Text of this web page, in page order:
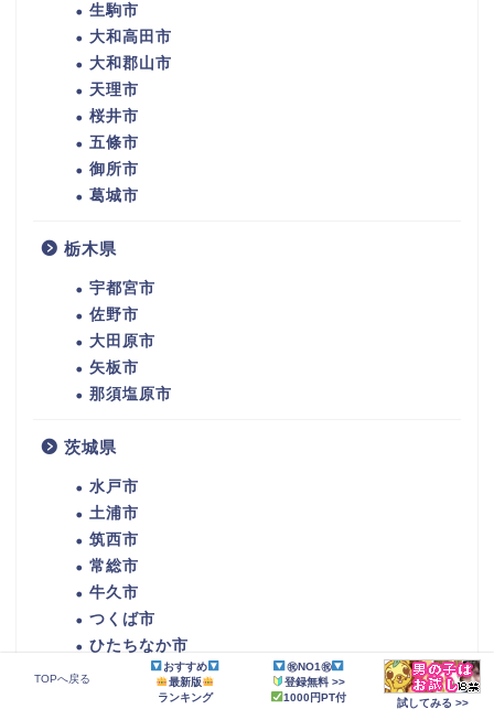
生駒市
大和高田市
大和郡山市
天理市
桜井市
五條市
御所市
葛城市
栃木県
宇都宮市
佐野市
大田原市
矢板市
那須塩原市
茨城県
水戸市
土浦市
筑西市
常総市
牛久市
つくば市
ひたちなか市
TOPへ戻る
おすすめ
最新版
ランキング
㊗NO1㊗
登録無料 >>
1000円PT付
試してみる >>